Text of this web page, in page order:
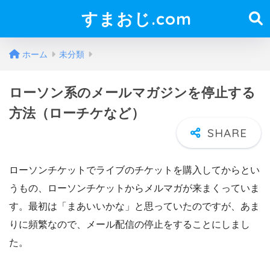
すまおじ.com
ホーム 未分類
ローソン系のメールマガジンを停止する
方法（ローチケなど）
ローソンチケットでライブのチケットを購入してからとい
うもの、ローソンチケットからメルマガが来まくっていま
す。最初は「まあいいかな」と思っていたのですが、あま
りに頻繁なので、メール配信の停止をすることにしまし
た。